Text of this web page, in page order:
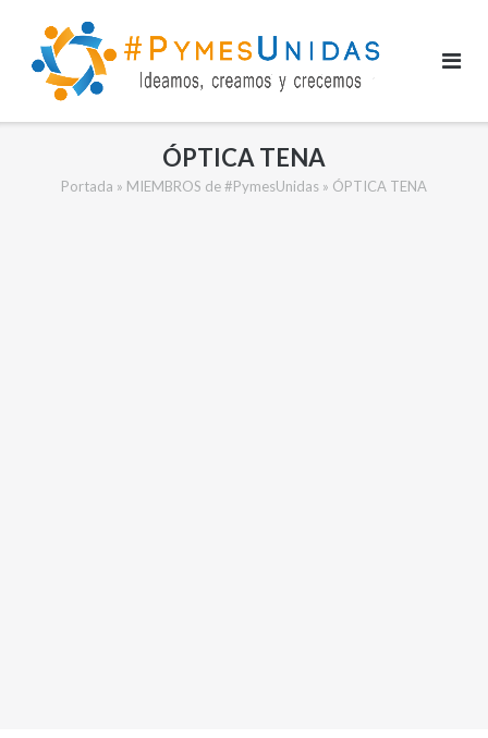
contenido
ÓPTICA TENA
Portada » MIEMBROS de #PymesUnidas » ÓPTICA TENA